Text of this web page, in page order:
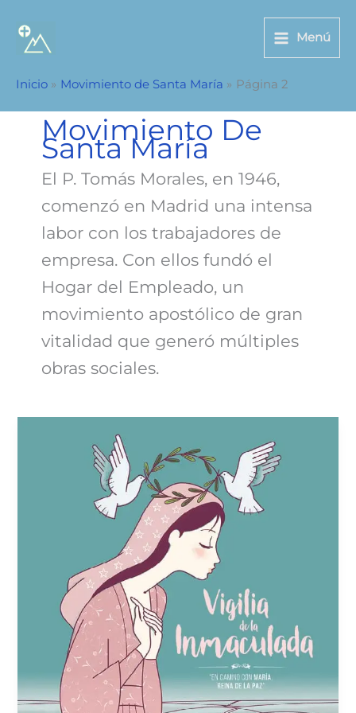
contenido
Menú
Inicio Movimiento de Santa María Página 2
Movimiento De
Santa María
El P. Tomás Morales, en 1946,
comenzó en Madrid una intensa
labor con los trabajadores de
empresa. Con ellos fundó el
Hogar del Empleado, un
movimiento apostólico de gran
vitalidad que generó múltiples
obras sociales.